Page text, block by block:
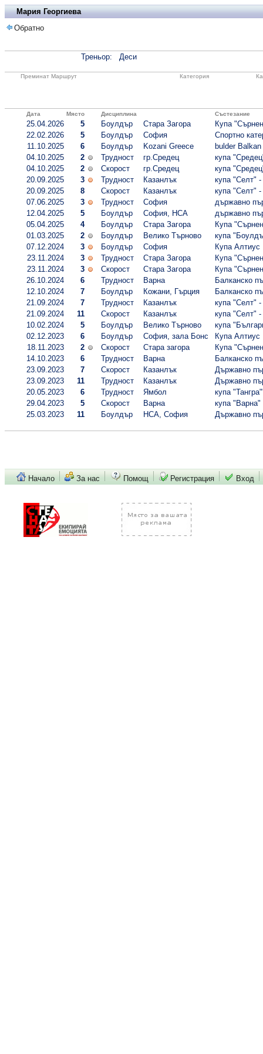
Мария Георгиева
Обратно
Треньор: Деси
Преминат Маршрут Категория
Дата Място Дисциплина Състезание
25.04.2026 5 Боулдър Стара Загора
Купа
22.02.2026
5 Боулдър София
Спортно
11.10.2025
6 Боулдър Kozani Greece
bulder
04.10.2025
2 Трудност гр.Средец
купа
04.10.2025
2 Скорост гр.Средец
купа
20.09.2025
3 Трудност Казанлък
купа "Селт" -
20.09.2025
8 Скорост Казанлък
купа "Селт" -
07.06.2025
3 Трудност София
държавно
12.04.2025
5 Боулдър София, НСА
държавно
05.04.2025
4 Боулдър Стара Загора
Купа
01.03.2025
2 Боулдър Велико Търново
купа
07.12.2024
3 Боулдър София
Купа Алтиус
23.11.2024
3 Трудност Стара Загора
Купа
23.11.2024
3 Скорост Стара Загора
Купа
26.10.2024
6 Трудност Варна
Балканско
12.10.2024
7 Боулдър Кожани, Гърция
Балканско
21.09.2024
7 Трудност Казанлък
купа "Селт" -
21.09.2024
11 Скорост Казанлък
купа "Селт" -
10.02.2024
5 Боулдър Велико Търново
купа
02.12.2023
6 Боулдър София, зала Бонс
Купа Алтиус
18.11.2023
2 Скорост Стара загора
Купа
14.10.2023
6 Трудност Варна
Балканско
23.09.2023
7 Скорост Казанлък
Държавно
23.09.2023
11 Трудност Казанлък
Държавно
20.05.2023
6 Трудност Ямбол
купа
29.04.2023
5 Скорост Варна
купа
25.03.2023
11 Боулдър НСА, София Държавно
Начало За нас Помощ Регистрация Вход